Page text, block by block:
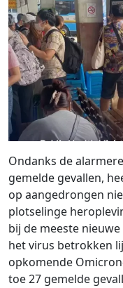
Ondanks de
gemelde gevallen,
op aangedrongen
plotselinge
bij de meeste
het virus betrokken
opkomende
toe 27 gemelde